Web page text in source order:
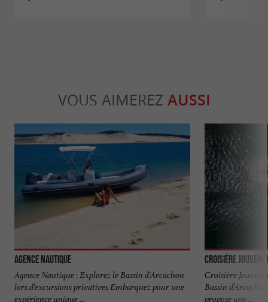
VOUS AIMEREZ AUSSI
Agence Nautique
Agence Nautique : Explorez le Bassin d'Arcachon
lors d'excursions privatives Embarquez pour une
expérience unique ...
Croisière
Croisière
Bassin
propose une ...